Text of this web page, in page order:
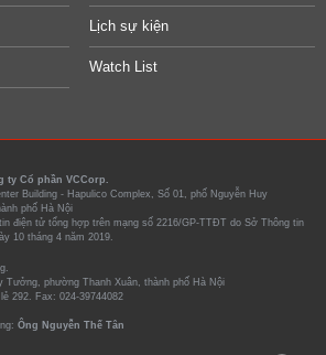
Lịch sự kiện
Watch List
ty Cổ phần VCCorp.
Building - Hapulico Complex, Số 01, phố Nguyễn Huy
phố Hà Nội
điện tử tổng hợp trên mạng số 2216/GP-TTĐT do Sở Thông tin
10 tháng 4 năm 2019.
Tưởng, phường Thanh Xuân, thành phố Hà Nội
292. Fax: 024-39744082
Ông Nguyễn Thế Tân